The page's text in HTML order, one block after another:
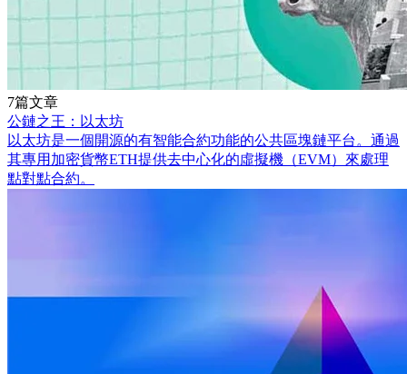
7篇文章
公鏈之王：以太坊
以太坊是一個開源的有智能合約功能的公共區塊鏈平台。通過
其專用加密貨幣ETH提供去中心化的虛擬機（EVM）來處理
點對點合約。